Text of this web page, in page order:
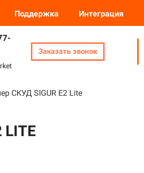
Поддержка Интеграция
❄
❄
Заказать звонок
СКУД SIGUR E2 Lite